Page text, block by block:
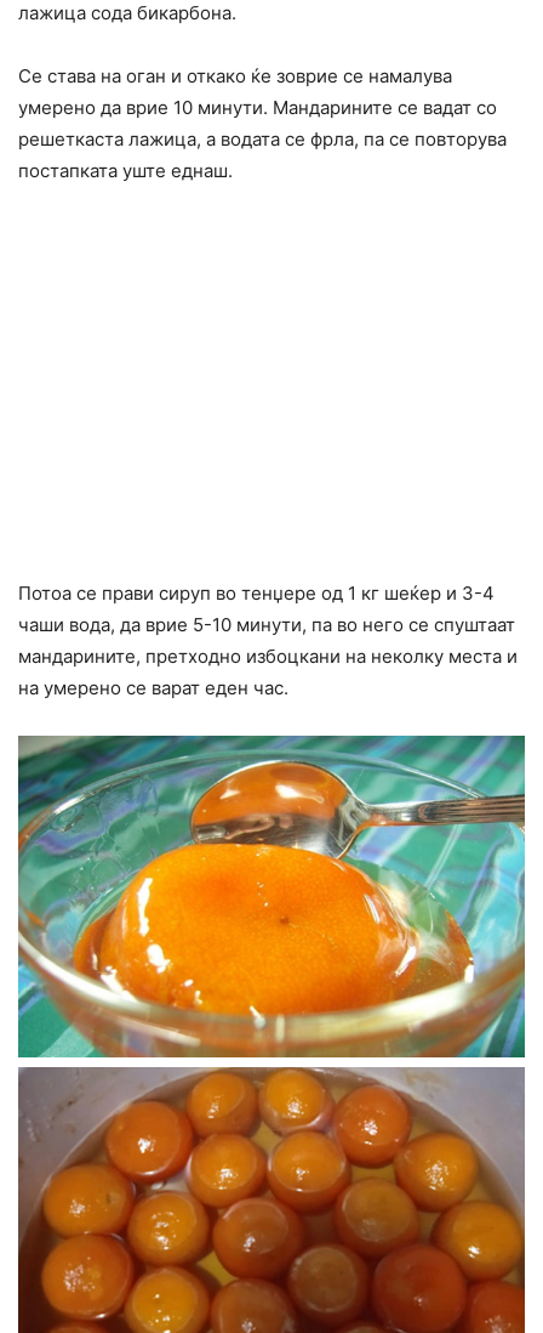
лажица сода бикарбона.
Се става на оган и откако ќе зоврие се намалува
умерено да врие 10 минути. Мандарините се вадат со
решеткаста лажица, а водата се фрла, па се повторува
постапката уште еднаш.
Потоа се прави сируп во тенџере од 1 кг шеќер и 3-4
чаши вода, да врие 5-10 минути, па во него се спуштаат
мандарините, претходно избоцкани на неколку места и
на умерено се варат еден час.